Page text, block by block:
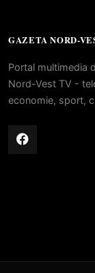
GAZETA NORD-
Portal multimedia
Nord-Vest TV -
economie, sport,